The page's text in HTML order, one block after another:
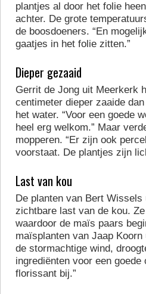
plantjes al door het folie
achter. De grote
de boosdoeners. “En
gaatjes in het folie zitten.”
Dieper gezaaid
Gerrit de Jong uit Meerkerk
centimeter dieper zaaide
het water. “Voor een goede
heel erg welkom.” Maar
mopperen. “Er zijn ook
voorstaat. De plantjes zijn
Last van kou
De planten van Bert
zichtbare last van de kou.
waardoor de maïs paars
maïsplanten van Jaap
de stormachtige wind,
ingrediënten voor een
florissant bij.”